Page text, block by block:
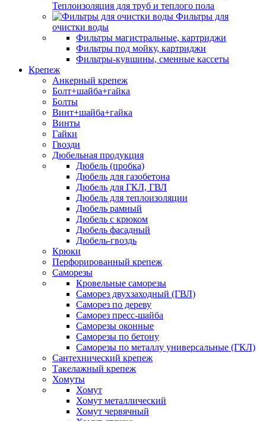
Теплоизоляция для труб и теплого пола
Фильтры для
очистки воды
Фильтры магистральные, картриджи
Фильтры под мойку, картриджи
Фильтры-кувшины, сменные кассеты
Крепеж
Анкерный крепеж
Болт+шайба+гайка
Болты
Винт+шайба+гайка
Винты
Гайки
Гвозди
Дюбельная продукция
Дюбель (пробка)
Дюбель для газобетона
Дюбель для ГКЛ, ГВЛ
Дюбель для теплоизоляции
Дюбель рамный
Дюбель с крюком
Дюбель фасадный
Дюбель-гвоздь
Крюки
Перфорированный крепеж
Саморезы
Кровельные саморезы
Саморез двухзаходный (ГВЛ)
Саморез по дереву
Саморез пресс-шайба
Саморезы оконные
Саморезы по бетону
Саморезы по металлу универсальные (ГКЛ)
Сантехнический крепеж
Такелажный крепеж
Хомуты
Хомут
Хомут металлический
Хомут червячный